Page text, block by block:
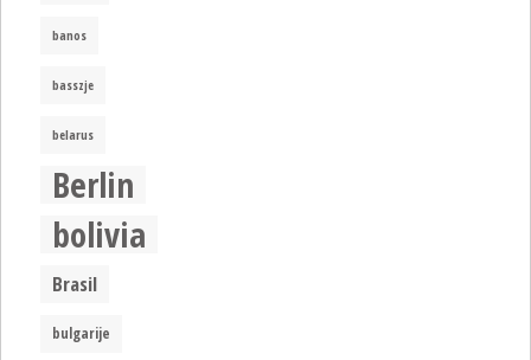
banos
basszje
belarus
Berlin
bolivia
Brasil
bulgarije